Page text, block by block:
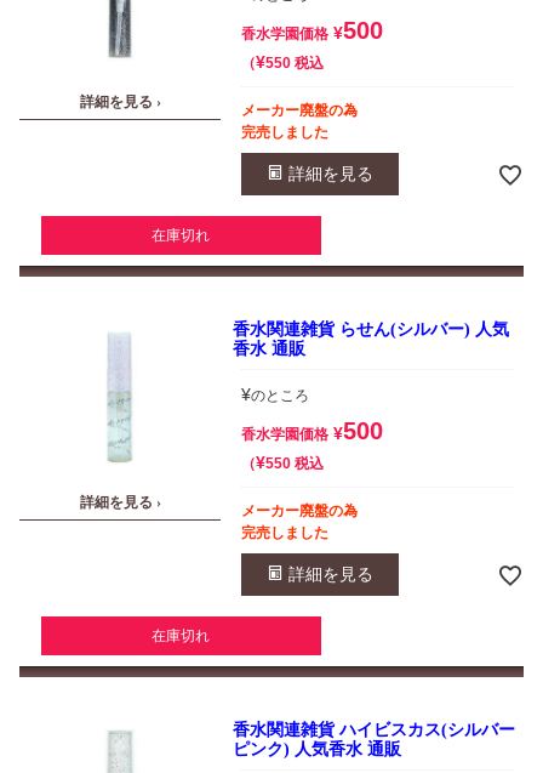
詳細を見る ›
香水学園価格 ¥500
¥550 税込
メーカー廃盤の為
完売しました
詳細を見る
在庫切れ
詳細を見る ›
香水関連雑貨 らせん(シルバー) 人気
香水 通販
¥のところ
香水学園価格 ¥500
¥550 税込
メーカー廃盤の為
完売しました
詳細を見る
在庫切れ
香水関連雑貨 ハイビスカス(シルバー
ピンク) 人気香水 通販